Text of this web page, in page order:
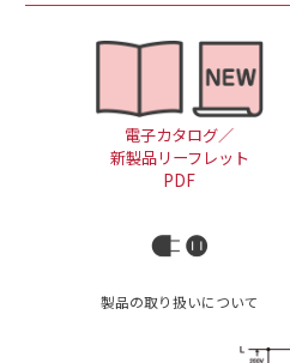
電子カタログ／
新製品リーフレット
PDF
製品の取り扱いについて